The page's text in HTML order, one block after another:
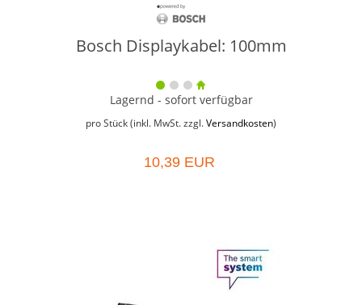
Bosch Displaykabel: 100mm
Lagernd - sofort verfügbar
pro Stück (inkl. MwSt. zzgl. Versandkosten)
10,39 EUR